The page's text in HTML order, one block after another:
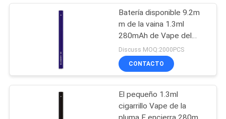
Cigarrillo
electrónico
disponible
Batería disponible 9.2m
m de la vaina 1.3ml
280mAh de Vape del
hielo no recargable del
arándano
Discuss MOQ:2000PCS
CONTACTO
El pequeño 1.3ml
cigarrillo Vape de la